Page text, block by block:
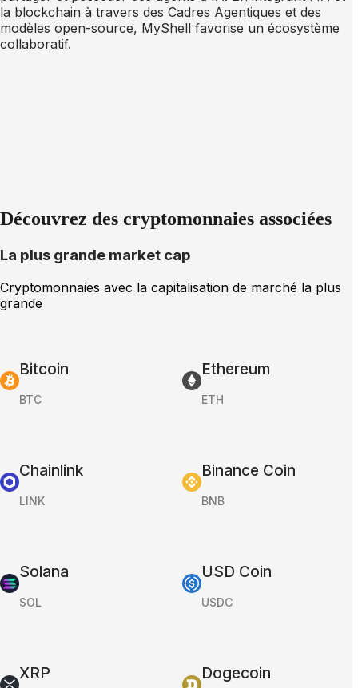
la blockchain à travers des Cadres Agentiques et des
modèles open-source, MyShell favorise un écosystème
collaboratif.
Découvrez des cryptomonnaies associées
La plus grande market cap
Cryptomonnaies avec la capitalisation de marché la plus
grande
Bitcoin
BTC
Ethereum
ETH
Chainlink
LINK
Binance Coin
BNB
Solana
SOL
USD Coin
USDC
XRP Dogecoin